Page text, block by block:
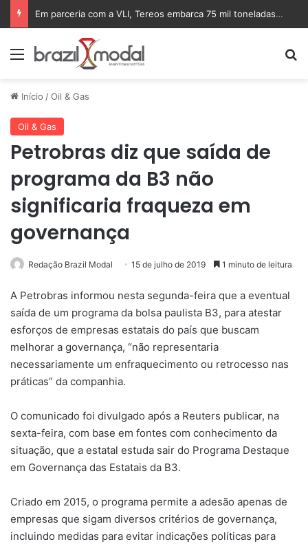
Em parceria com a VLI, Tereos embarca 75 mil toneladas de açúcar VHP para a China
Menu
Início /Oil & Gas
Oil & Gas
Petrobras diz que saída de
programa da B3 não
significaria fraqueza em
governança
Redação Brazil Modal 15 de julho de 2019 1 minuto de leitura
A Petrobras informou nesta segunda-feira que a eventual
saída de um programa da bolsa paulista B3, para atestar
esforços de empresas estatais do país que buscam
melhorar a governança, “não representaria
necessariamente um enfraquecimento ou retrocesso nas
práticas” da companhia.
O comunicado foi divulgado após a Reuters publicar, na
sexta-feira, com base em fontes com conhecimento da
situação, que a estatal estuda sair do Programa Destaque
em Governança das Estatais da B3.
Criado em 2015, o programa permite a adesão apenas de
empresas que sigam diversos critérios de governança,
incluindo medidas para evitar indicações políticas para